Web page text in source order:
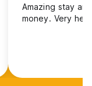
Amazing stay
money. Very